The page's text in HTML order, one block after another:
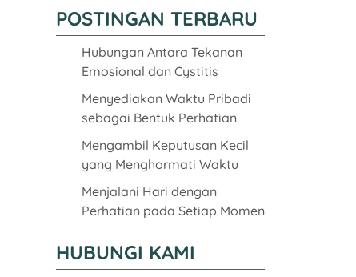
POSTINGAN TERBARU
Hubungan Antara Tekanan
Emosional dan Cystitis
Menyediakan Waktu Pribadi
sebagai Bentuk Perhatian
Mengambil Keputusan Kecil
yang Menghormati Waktu
Menjalani Hari dengan
Perhatian pada Setiap Momen
HUBUNGI KAMI